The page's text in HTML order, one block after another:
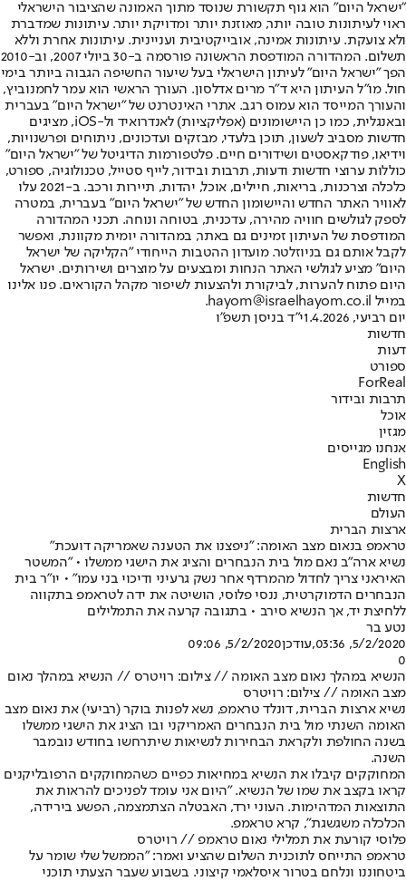
"ישראל היום" הוא גוף תקשורת שנוסד מתוך האמונה שהציבור הישראלי
ראוי לעיתונות טובה יותר, מאוזנת יותר ומדויקת יותר. עיתונות שמדברת
ולא צועקת. עיתונות אמינה, אובייקטיבית ועניינית. עיתונות אחרת וללא
תשלום. המהדורה המודפסת הראשונה פורסמה ב-30 ביולי 2007, וב-2010
הפך "ישראל היום" לעיתון הישראלי בעל שיעור החשיפה הגבוה ביותר בימי
חול. מו"ל העיתון היא ד"ר מרים אדלסון. העורך הראשי הוא עמר לחמנוביץ,
והעורך המייסד הוא עמוס רגב. אתרי האינטרנט של "ישראל היום" בעברית
ובאנגלית, כמו כן היישומונים (אפליקציות) לאנדרואיד ול-iOS, מציגים
חדשות מסביב לשעון, תוכן בלעדי, מבזקים ועדכונים, ניתוחים ופרשנויות,
וידיאו, פודקאסטים ושידורים חיים. פלטפורמות הדיגיטל של "ישראל היום"
כוללות ערוצי חדשות ודעות, תרבות ובידור, לייף סטייל, טכנולוגיה, ספורט,
כלכלה וצרכנות, בריאות, חיילים, אוכל, יהדות, תיירות ורכב. ב-2021 עלו
לאוויר האתר החדש והיישומון החדש של "ישראל היום" בעברית, במטרה
לספק לגולשים חוויה מהירה, עדכנית, בטוחה ונוחה. תכני המהדורה
המודפסת של העיתון זמינים גם באתר, במהדורה יומית מקוונת, ואפשר
לקבל אותם גם בניוזלטר. מועדון ההטבות הייחודי "הקליקה של ישראל
היום" מציע לגולשי האתר הנחות ומבצעים על מוצרים ושירותים. ישראל
היום פתוח להערות, לביקורת ולהצעות לשיפור מקהל הקוראים. פנו אלינו
במייל hayom@israelhayom.co.il.
יום רביעי, 1.4.2026
י"ד בניסן תשפ"ו
חדשות
דעות
ספורט
ForReal
תרבות ובידור
אוכל
מגזין
אנחנו מגייסים
English
X
חדשות
העולם
ארצות הברית
טראמפ בנאום מצב האומה: "ניפצנו את הטענה שאמריקה דועכת"
נשיא ארה"ב נאם מול בית הנבחרים והציג את הישגי ממשלו • "המשטר
האיראני צריך לחדול מהמרדף אחר נשק גרעיני ודיכוי בני עמו" • יו"ר בית
הנבחרים הדמוקרטית, ננסי פלוסי, הושיטה את ידה לטראמפ בתקווה
ללחיצת יד, אך הנשיא סירב • בתגובה קרעה את התמלילים
נטע בר
5/2/2020, 03:36
,עודכן5/2/2020, 09:06
0
הנשיא במהלך נאום מצב האומה // צילום: רויטרס // הנשיא במהלך נאום
מצב האומה // צילום: רויטרס
נשיא ארצות הברית, דונלד טראמפ, נשא לפנות בוקר (רביעי) את נאום מצב
האומה השנתי מול בית הנבחרים האמריקני ובו הציג את הישגי ממשלו
בשנה החולפת ולקראת הבחירות לנשיאות שיתרחשו בחודש נובמבר
השנה.
המחוקקים קיבלו את הנשיא במחיאות כפיים כשהמחוקקים הרפובליקנים
קראו בקצב את שמו של הנשיא. "היום אני עומד לפניכים להראות את
התוצאות המדהימות. העוני ירד, האבטלה הצתמצמה, הפשע בירידה,
הכלכלה משגשגת", קרא טראמפ.
פלוסי קורעת את תמלילי נאום טראמפ // רויטרס
טראמפ התייחס לתוכנית השלום שהציע ואמר: "הממשל שלי שומר על
ביטחוננו ונלחם בטרור איסלאמי קיצוני. בשבוע שעבר הצעתי תוכני